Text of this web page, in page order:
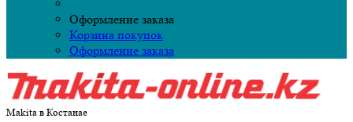
Оформление заказа
Корзина покупок
Оформление заказа
Makita в Костанае